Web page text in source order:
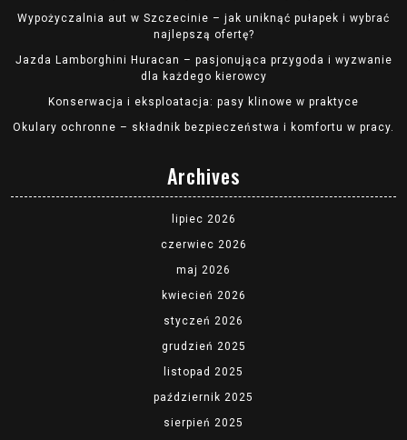
Wypożyczalnia aut w Szczecinie – jak uniknąć pułapek i wybrać
najlepszą ofertę?
Jazda Lamborghini Huracan – pasjonująca przygoda i wyzwanie
dla każdego kierowcy
Konserwacja i eksploatacja: pasy klinowe w praktyce
Okulary ochronne – składnik bezpieczeństwa i komfortu w pracy.
Archives
lipiec 2026
czerwiec 2026
maj 2026
kwiecień 2026
styczeń 2026
grudzień 2025
listopad 2025
październik 2025
sierpień 2025